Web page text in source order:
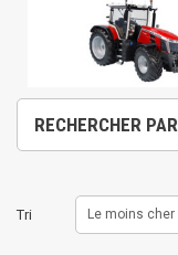
RECHERCHER PAR
Tri Le moins cher